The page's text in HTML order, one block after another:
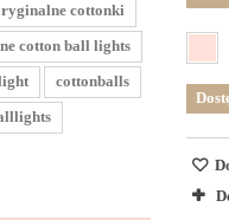
cottonki
cotton ball lights
cottonballs